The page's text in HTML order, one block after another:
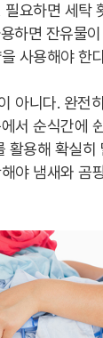
요하면 세탁
하면 잔유물
사용해야 한
아니다. 완전
서 순식간에
활용해 확실히
야 냄새와 곰